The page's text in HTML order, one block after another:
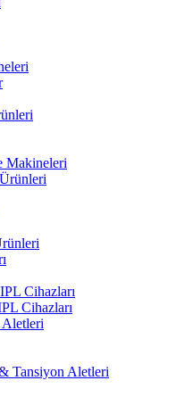
Makineleri
Cihazları
Cihazları
Tansiyon Aletleri